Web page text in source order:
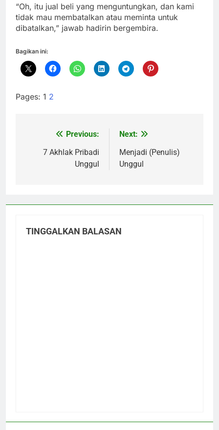
“Oh, itu jual beli yang menguntungkan, dan kami
tidak mau membatalkan atau meminta untuk
dibatalkan,” jawab hadirin bergembira.
Bagikan ini:
Pages: 1 2
Navigasi
pos
Previous:
7 Akhlak Pribadi
Unggul
Next:
Menjadi (Penulis)
Unggul
TINGGALKAN BALASAN